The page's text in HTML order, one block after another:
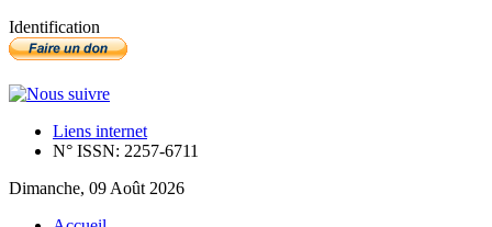
Identification
Liens internet
N° ISSN: 2257-6711
Dimanche, 09 Août 2026